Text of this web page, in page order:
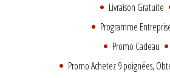
Livraison Gratuite
Programme
Promo Cadeau
Promo Achetez 9 poignées,